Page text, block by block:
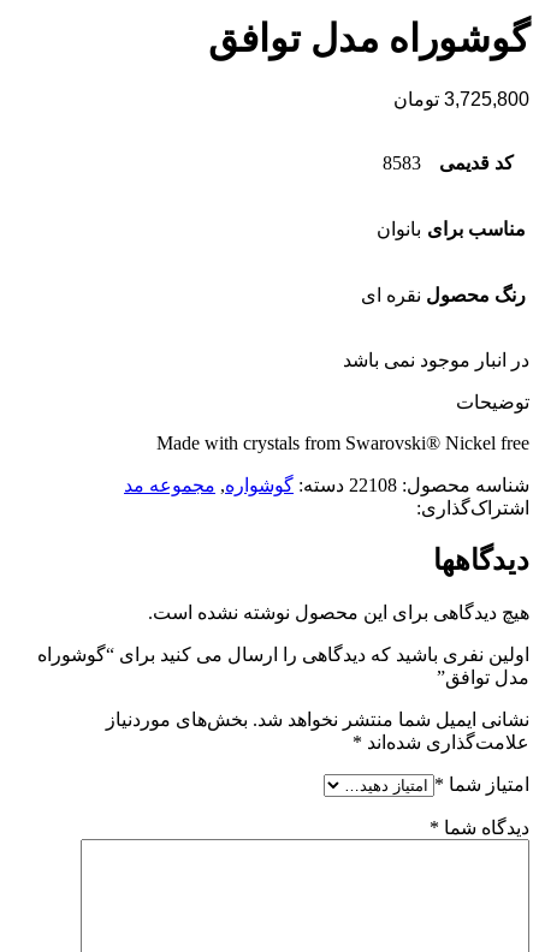
گوشوراه مدل توافق
3,725,800 تومان
کد قدیمی 8583
مناسب برای بانوان
رنگ محصول نقره ای
در انبار موجود نمی باشد
توضیحات
Made with crystals from Swarovski® Nickel free
شناسه محصول: 22108 دسته: گوشواره, مجموعه مد
اشتراک‌گذاری:
دیدگاهها
هیچ دیدگاهی برای این محصول نوشته نشده است.
اولین نفری باشید که دیدگاهی را ارسال می کنید برای “گوشوراه
مدل توافق”
نشانی ایمیل شما منتشر نخواهد شد. بخش‌های موردنیاز
علامت‌گذاری شده‌اند *
امتیاز شما *
دیدگاه شما *